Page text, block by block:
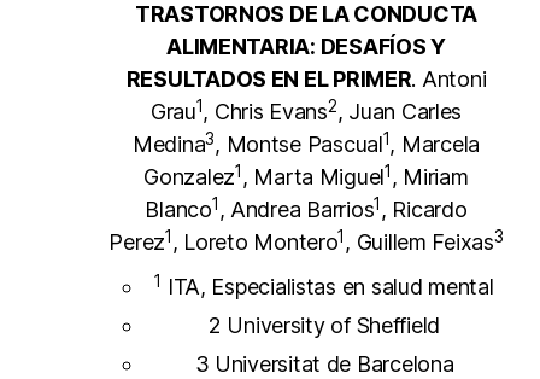
TRASTORNOS DE LA CONDUCTA
ALIMENTARIA: DESAFÍOS Y
RESULTADOS EN EL PRIMER. Antoni
Grau1, Chris Evans2, Juan Carles
Medina3, Montse Pascual1, Marcela
Gonzalez1, Marta Miguel1, Miriam
Blanco1, Andrea Barrios1, Ricardo
Perez1, Loreto Montero1, Guillem Feixas3
1 ITA, Especialistas en salud mental
2 University of Sheffield
3 Universitat de Barcelona